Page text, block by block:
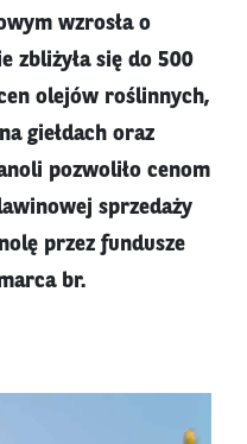
wzrosła o
zbliżyła się do 500
olejów roślinnych,
giełdach oraz
pozwoliło cenom
sprzedaży
przez fundusze
br.